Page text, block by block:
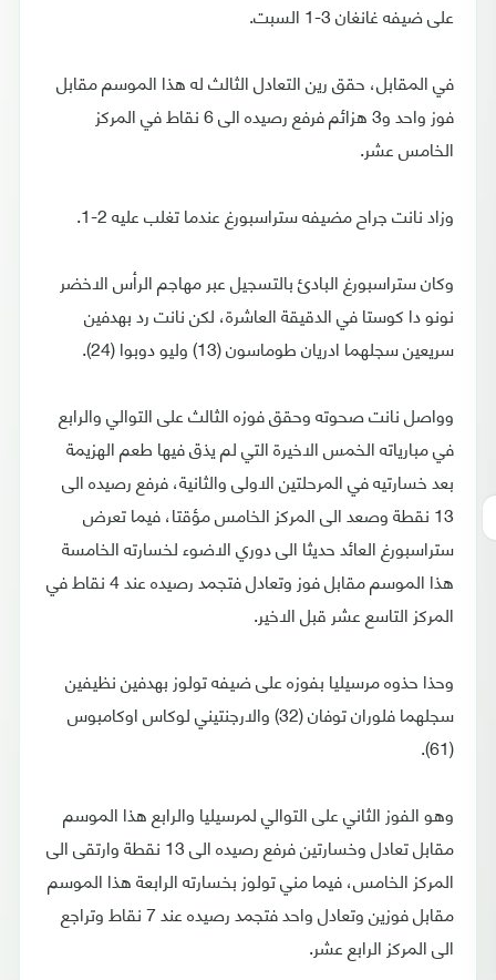
على ضيفه غانغان 3-1 السبت.
في المقابل، حقق رين التعادل الثالث له هذا الموسم مقابل
فوز واحد و3 هزائم فرفع رصيده الى 6 نقاط في المركز
الخامس عشر.
وزاد نانت جراح مضيفه ستراسبورغ عندما تغلب عليه 2-1.
وكان ستراسبورغ البادئ بالتسجيل عبر مهاجم الرأس الاخضر
نونو دا كوستا في الدقيقة العاشرة، لكن نانت رد بهدفين
سريعين سجلهما ادريان طوماسون (13) وليو دوبوا (24).
وواصل نانت صحوته وحقق فوزه الثالث على التوالي والرابع
في مبارياته الخمس الاخيرة التي لم يذق فيها طعم الهزيمة
بعد خسارتيه في المرحلتين الاولى والثانية، فرفع رصيده الى
13 نقطة وصعد الى المركز الخامس مؤقتا، فيما تعرض
ستراسبورغ العائد حديثا الى دوري الاضوء لخسارته الخامسة
هذا الموسم مقابل فوز وتعادل فتجمد رصيده عند 4 نقاط في
المركز التاسع عشر قبل الاخير.
وحذا حذوه مرسيليا بفوزه على ضيفه تولوز بهدفين نظيفين
سجلهما فلوران توفان (32) والارجنتيني لوكاس اوكامبوس
(61).
وهو الفوز الثاني على التوالي لمرسيليا والرابع هذا الموسم
مقابل تعادل وخسارتين فرفع رصيده الى 13 نقطة وارتقى الى
المركز الخامس، فيما مني تولوز بخسارته الرابعة هذا الموسم
مقابل فوزين وتعادل واحد فتجمد رصيده عند 7 نقاط وتراجع
الى المركز الرابع عشر.